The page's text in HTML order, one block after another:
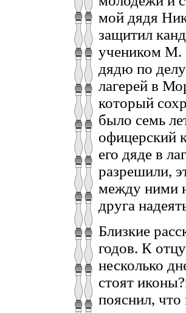
мой дядя
защитил
учеником М.
дядю по
лагерей в
который
было семь
офицерский
его дяде в
разрешили,
между ними
друга
Близкие
годов. К
несколько
стоят
пояснил,